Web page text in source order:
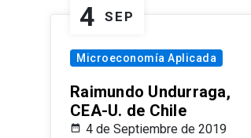
4 SEP
Microeconomía Aplicada
Raimundo Undurraga,
CEA-U. de Chile
4 de Septiembre de 2019